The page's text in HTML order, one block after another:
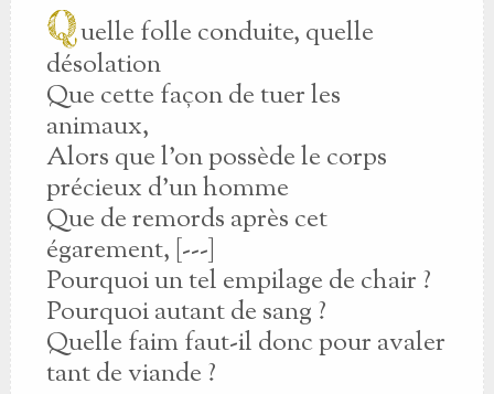
Quelle folle conduite, quelle
désolation
Que cette façon de tuer les
animaux,
Alors que l’on possède le corps
précieux d’un homme
Que de remords après cet
égarement, [---]
Pourquoi un tel empilage de chair ?
Pourquoi autant de sang ?
Quelle faim faut-il donc pour avaler
tant de viande ?